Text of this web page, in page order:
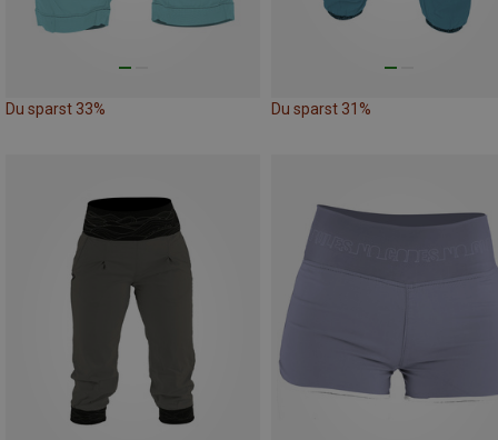
Du sparst 33% Du sparst 31%